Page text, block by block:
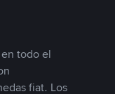
todo el
fiat. Los